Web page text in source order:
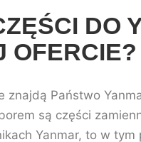
DO
OFERCIE?
znajdą Państwo
są części
Yanmar, to w